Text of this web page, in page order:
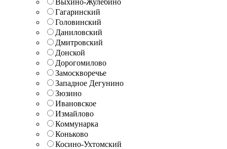
Гагаринский
Головинский
Даниловский
Дмитровский
Донской
Дорогомилово
Замоскворечье
Западное Дегунино
Зюзино
Ивановское
Измайлово
Коммунарка
Коньково
Косино-Ухтомский